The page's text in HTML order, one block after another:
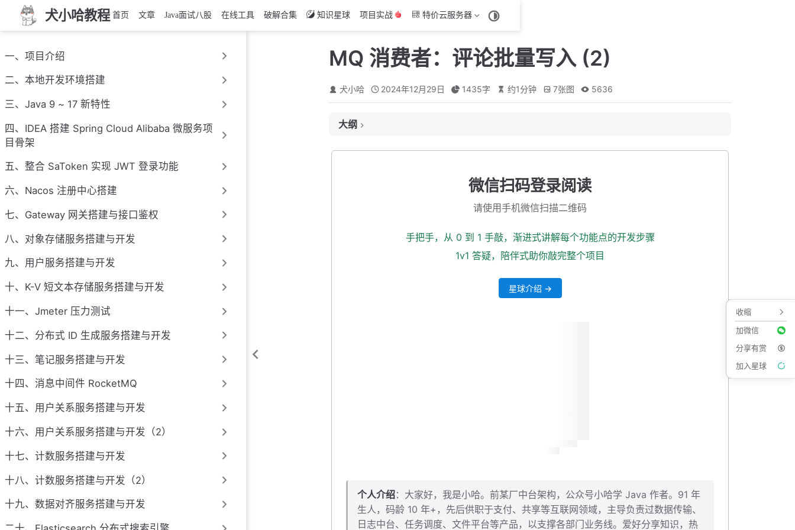
犬小哈教程 首页 文章 Java面试八股 在线工具 破解合集 知识星球 项目实战 特价云服务器
一、项目介绍
二、本地开发环境搭建
三、Java 9 ~ 17 新特性
四、IDEA 搭建 Spring Cloud Alibaba 微服务项
目骨架
五、整合 SaToken 实现 JWT 登录功能
六、Nacos 注册中心搭建
七、Gateway 网关搭建与接口鉴权
八、对象存储服务搭建与开发
九、用户服务搭建与开发
十、K-V 短文本存储服务搭建与开发
十一、Jmeter 压力测试
十二、分布式 ID 生成服务搭建与开发
十三、笔记服务搭建与开发
十四、消息中间件 RocketMQ
十五、用户关系服务搭建与开发
十六、用户关系服务搭建与开发（2）
十七、计数服务搭建与开发
十八、计数服务搭建与开发（2）
十九、数据对齐服务搭建与开发
MQ 消费者：评论批量写入 (2)
犬小哈 2024年12月29日 1435字 约1分钟 7张图 5636
大纲
微信扫码登录阅读
请使用手机微信扫描二维码
手把手，从 0 到 1 手敲，渐进式讲解每个功能点的开发步骤
1v1 答疑，陪伴式助你敲完整个项目
星球介绍 →
个人介绍：大家好，我是小哈。前某厂中台架构，公众号小哈学 Java 作者。91 年
生人，码龄 10 年+，先后供职于支付、共享等互联网领域，主导负责过数据传输、
日志中台、任务调度、文件平台等产品，以支撑各部门业务线。爱好分享知识，热
收缩
加微信
分享有赏
加入星球